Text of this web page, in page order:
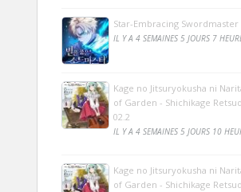
Star-Embracing Swordmaster
IL Y A 4 SEMAINES 5 JOURS 7
Kage no Jitsuryokusha ni
of Garden - Shichikage
02.2
IL Y A 4 SEMAINES 5 JOURS 10
Kage no Jitsuryokusha ni
of Garden - Shichikage